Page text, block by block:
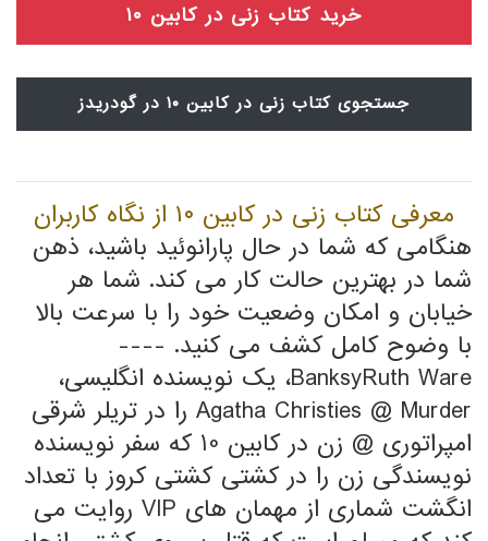
خرید کتاب زنی در کابین ۱۰
جستجوی کتاب زنی در کابین ۱۰ در گودریدز
معرفی کتاب زنی در کابین ۱۰ از نگاه کاربران
هنگامی که شما در حال پارانوئید باشید، ذهن
شما در بهترین حالت کار می کند. شما هر
خیابان و امکان وضعیت خود را با سرعت بالا
با وضوح کامل کشف می کنید. ----
BanksyRuth Ware، یک نویسنده انگلیسی،
Agatha Christies @ Murder را در تریلر شرقی
امپراتوری @ زن در کابین 10 که سفر نویسنده
نویسندگی زن را در کشتی کشتی کروز با تعداد
انگشت شماری از مهمان های VIP روایت می